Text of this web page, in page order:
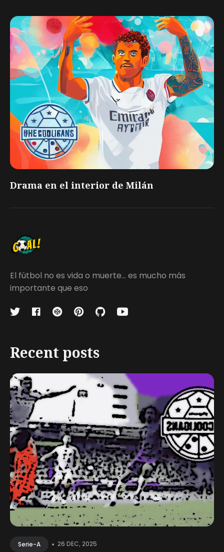
Drama en el interior de Milán
El fútbol no es vida o muerte... es mucho más
importante que eso
Recent posts
Serie-A • 26 DEC, 2025